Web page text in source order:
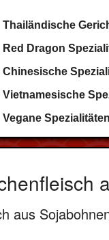
Thailändische
Red Dragon
Chinesische
Vietnamesische
Vegane Spezialitäten
aus